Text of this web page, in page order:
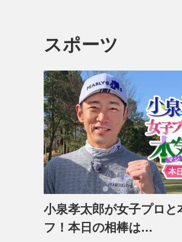
スポーツ
小泉孝太郎が女子プロと
フ！本日の相棒は…